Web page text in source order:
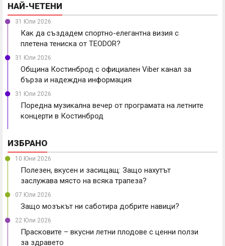
НАЙ-ЧЕТЕНИ
31 Юли 2026
Как да създадем спортно-елегантна визия с
плетена тениска от TEODOR?
31 Юли 2026
Община Костинброд с официален Viber канал за
бърза и надеждна информация
31 Юли 2026
Поредна музикална вечер от програмата на летните
концерти в Костинброд
ИЗБРАНО
10 Юни 2026
Полезен, вкусен и засищащ: Защо нахутът
заслужава място на всяка трапеза?
07 Юли 2026
Защо мозъкът ни саботира добрите навици?
22 Юли 2026
Прасковите – вкусни летни плодове с ценни ползи
за здравето